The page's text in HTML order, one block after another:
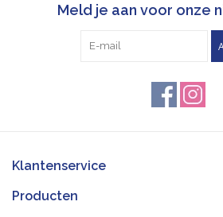
Meld je aan voor onze
Klantenservice
Producten